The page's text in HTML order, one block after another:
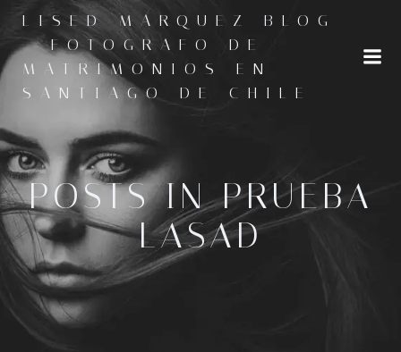
al
contenido
LISED MARQUEZ BLOG
- FOTOGRAFO DE
MATRIMONIOS EN
SANTIAGO DE CHILE
POSTS INPRUEBA
LASAD